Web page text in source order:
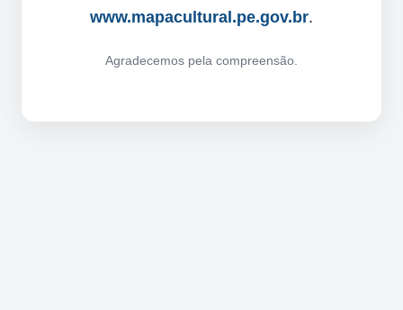
www.mapacultural.pe.gov.br.
Agradecemos pela compreensão.